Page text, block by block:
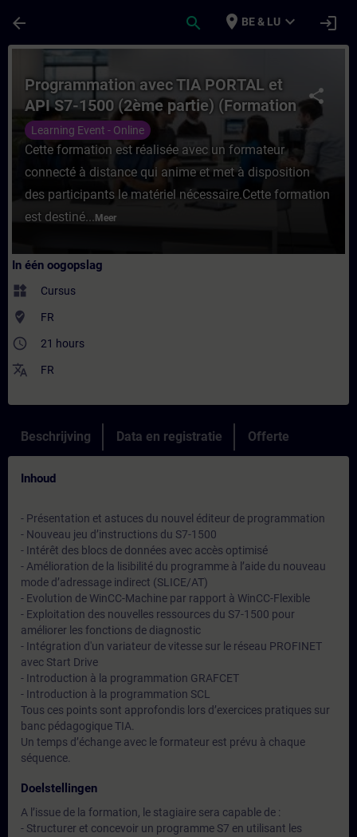
arrow_back search place BE & LU expand_more login
Cursus - Programmation avec TIA
share
Programmation avec TIA PORTAL et
API S7-1500 (2ème partie) (Formation
à distance)
Learning Event - Online
Cette formation est réalisée avec un formateur
connecté à distance qui anime et met à disposition
des participants le matériel nécessaire.Cette formation
est destiné... Meer
In één oogopslag
widgets Cursus
where_to_vote FR
access_time 21 hours
translate FR
Beschrijving Data en registratie Offerte
Inhoud
- Présentation et astuces du nouvel éditeur de programmation
- Nouveau jeu d’instructions du S7-1500
- Intérêt des blocs de données avec accès optimisé
- Amélioration de la lisibilité du programme à l’aide du nouveau
mode d’adressage indirect (SLICE/AT)
- Evolution de WinCC-Machine par rapport à WinCC-Flexible
- Exploitation des nouvelles ressources du S7-1500 pour
améliorer les fonctions de diagnostic
- Intégration d'un variateur de vitesse sur le réseau PROFINET
avec Start Drive
- Introduction à la programmation GRAFCET
- Introduction à la programmation SCL
Tous ces points sont approfondis lors d’exercices pratiques sur
banc pédagogique TIA.
Un temps d’échange avec le formateur est prévu à chaque
séquence.
Doelstellingen
A l’issue de la formation, le stagiaire sera capable de :
- Structurer et concevoir un programme S7 en utilisant les